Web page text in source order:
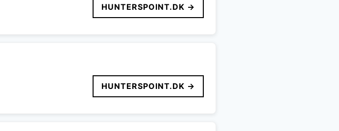
HUNTERSPOINT.DK →
HUNTERSPOINT.DK →